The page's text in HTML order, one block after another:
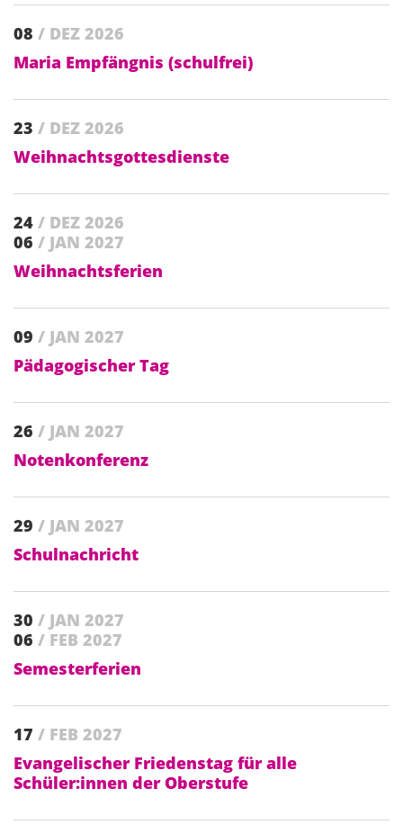
08 / DEZ 2026
Maria Empfängnis (schulfrei)
23 / DEZ 2026
Weihnachtsgottesdienste
24 / DEZ 2026
06 / JAN 2027
Weihnachtsferien
09 / JAN 2027
Pädagogischer Tag
26 / JAN 2027
Notenkonferenz
29 / JAN 2027
Schulnachricht
30 / JAN 2027
06 / FEB 2027
Semesterferien
17 / FEB 2027
Evangelischer Friedenstag für alle
Schüler:innen der Oberstufe